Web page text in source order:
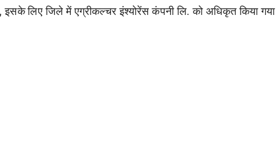
इसके लिए जिले में एग्रीकल्चर इंश्योरेंस कंपनी लि. को अधिकृत किया गया